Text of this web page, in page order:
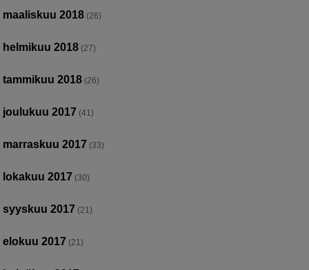
maaliskuu 2018 (26)
helmikuu 2018 (27)
tammikuu 2018 (26)
joulukuu 2017 (41)
marraskuu 2017 (33)
lokakuu 2017 (30)
syyskuu 2017 (21)
elokuu 2017 (21)